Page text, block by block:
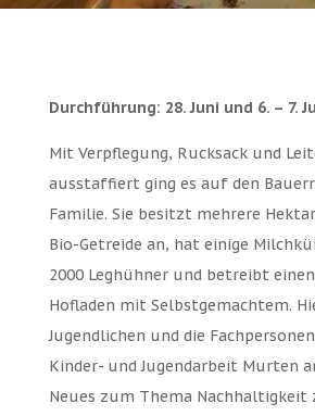
Durchführung: 28. Juni und 6. – 7.
Mit Verpflegung, Rucksack und
ausstaffiert ging es auf den
Familie. Sie besitzt mehrere
Bio-Getreide an, hat einige
2000 Leghühner und betreibt
Hofladen mit Selbstgemachtem.
Jugendlichen und die
Kinder- und Jugendarbeit Murten
Neues zum Thema Nachhaltigkeit